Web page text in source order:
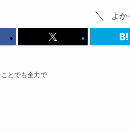
よか
とでも全力で